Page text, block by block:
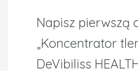
Napisz pierwszą
„Koncentrator
DeVibiliss